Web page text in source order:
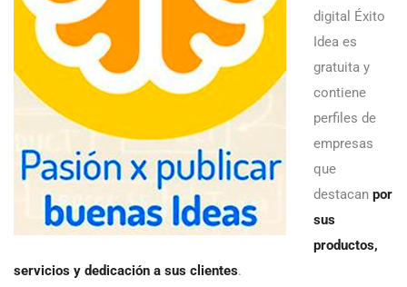
digital Éxito
Idea es
gratuita y
contiene
perfiles de
empresas
que
destacan por
sus
productos,
servicios y dedicación a sus clientes.